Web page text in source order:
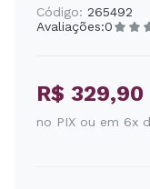
Código: 265492
Avaliações:0
R$ 329,90
no PIX ou em 6x